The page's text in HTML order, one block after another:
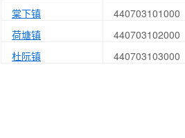
棠下镇
440703101000
荷塘镇
440703102000
杜阮镇
440703103000